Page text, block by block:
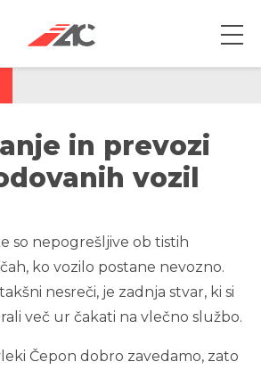
in prevozi
vozil
so nepogrešljive ob tistih
ko vozilo postane nevozno.
nesreči, je zadnja stvar, ki si
več ur čakati na vlečno službo.
Čepon dobro zavedamo, zato